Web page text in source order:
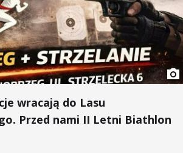
wracają do Lasu
Przed nami II Letni Biathlon